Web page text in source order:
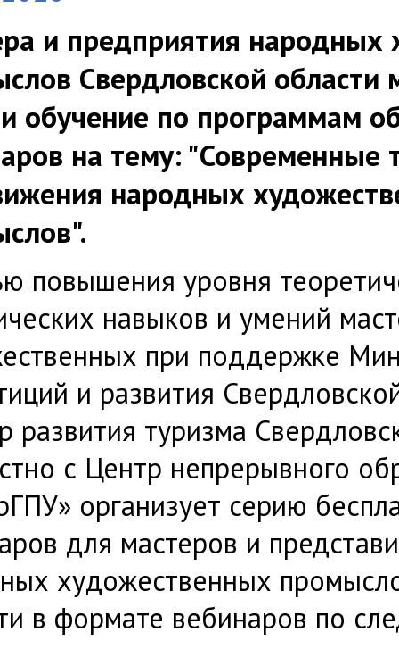
и предприятия народных
Свердловской области
обучение по программам
на тему: "Современные
народных
повышения уровня
навыков и умений
при поддержке
и развития
развития туризма
с Центр непрерывного
организует серию
для мастеров и
художественных
в формате вебинаров по